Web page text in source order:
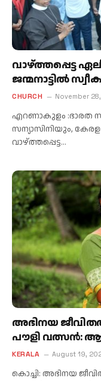
വാഴ്ത്തപ്പെട്ട
ജന്മനാട്ടിൽ
CHURCH November
എറണാകുളം :ഭാരത
സന്യാസിനിയും,
വാഴ്ത്തപ്പെട്ട…
അഭിനയ
പൗളി വത്സന്‍:
KERALA August 19,
കൊച്ചി: അഭിനയ